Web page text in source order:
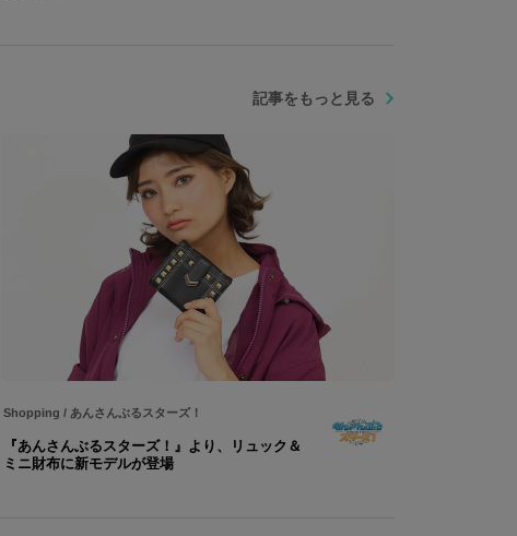
記事をもっと見る
Shopping / あんさんぶるスターズ！
『あんさんぶるスターズ！』より、リュック＆
ミニ財布に新モデルが登場